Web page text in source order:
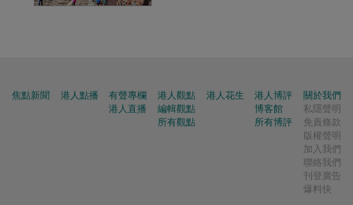
焦點新聞 港人點播
有聲專欄
港人直播
港人觀點
編輯觀點
所有觀點
港人花生
港人博評
博客館
所有博評
關於我們
私隱聲明
免責條款
版權聲明
加入我們
聯絡我們
刊登廣告
爆料快